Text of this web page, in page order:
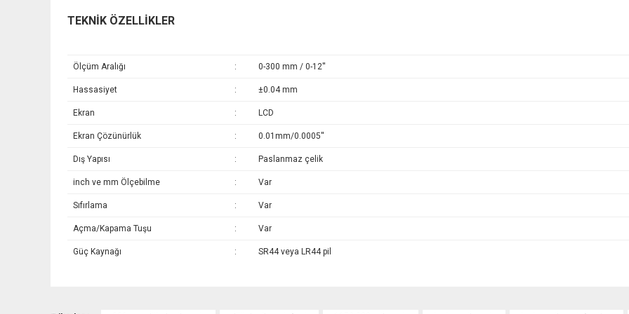
TEKNİK ÖZELLİKLER
Ölçüm Aralığı : 0-300 mm / 0-12''
Hassasiyet : ±0.04 mm
Ekran : LCD
Ekran Çözünürlük : 0.01mm/0.0005''
Dış Yapısı : Paslanmaz çelik
inch ve mm Ölçebilme : Var
Sıfırlama : Var
Açma/Kapama Tuşu : Var
Güç Kaynağı : SR44 veya LR44 pil